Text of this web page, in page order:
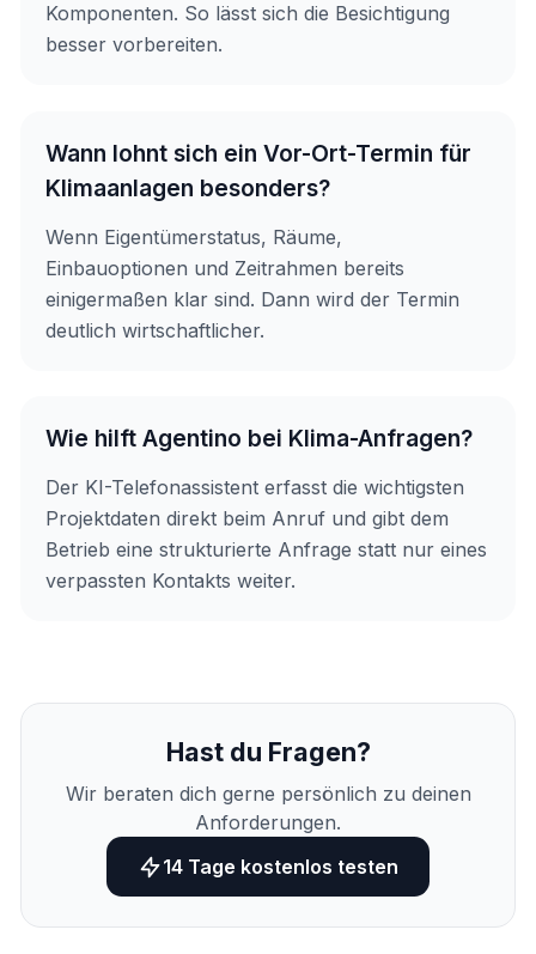
Komponenten. So lässt sich die Besichtigung
besser vorbereiten.
Wann lohnt sich ein Vor-Ort-Termin für
Klimaanlagen besonders?
Wenn Eigentümerstatus, Räume,
Einbauoptionen und Zeitrahmen bereits
einigermaßen klar sind. Dann wird der Termin
deutlich wirtschaftlicher.
Wie hilft Agentino bei Klima-Anfragen?
Der KI-Telefonassistent erfasst die wichtigsten
Projektdaten direkt beim Anruf und gibt dem
Betrieb eine strukturierte Anfrage statt nur eines
verpassten Kontakts weiter.
Hast du Fragen?
Wir beraten dich gerne persönlich zu deinen
Anforderungen.
14 Tage kostenlos testen